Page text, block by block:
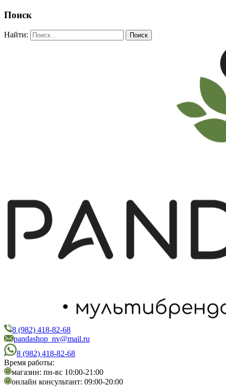
Поиск
Найти:
PandaShop
Интернет-магазин косметики
8 (982) 418-82-68
pandashop_nv@mail.ru
8 (982) 418-82-68
Время работы:
магазин: пн-вс 10:00-21:00
онлайн консультант: 09:00-20:00